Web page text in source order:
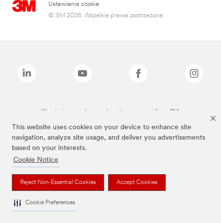
This website uses cookies on your device to enhance site
navigation, analyze site usage, and deliver you advertisements
based on your interests.
Cookie Notice
Reject Non-Essential Cookies Accept Cookies
Cookie Preferences
Ustawienia cookie
© 3M 2026. Wszelkie prawa zastrzeżone.
Wymienione marki są znakami towarowymi firmy 3M.